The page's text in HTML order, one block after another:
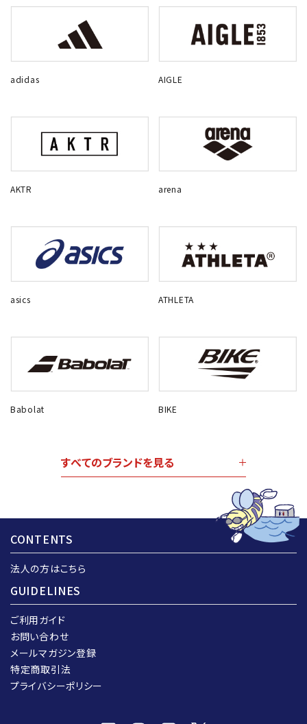
adidas AIGLE
AKTR arena
asics ATHLETA
Babolat BIKE
すべてのブランドを見る
CONTENTS
法人の方はこちら
GUIDELINES
ご利用ガイド
お問い合わせ
メールマガジン登録
特定商取引法
プライバシーポリシー